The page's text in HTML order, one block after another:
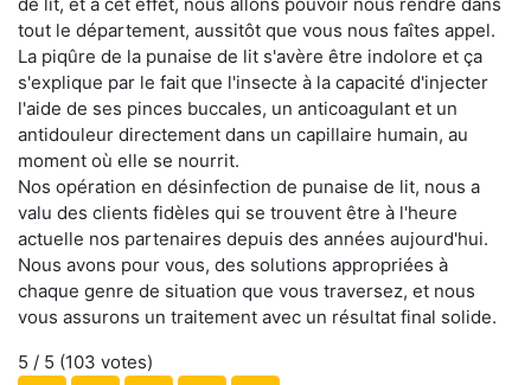
tout le département, aussitôt que vous nous faîtes appel.
La piqûre de la punaise de lit s'avère être indolore et ça
s'explique par le fait que l'insecte à la capacité d'injecter
l'aide de ses pinces buccales, un anticoagulant et un
antidouleur directement dans un capillaire humain, au
moment où elle se nourrit.
Nos opération en désinfection de punaise de lit, nous a
valu des clients fidèles qui se trouvent être à l'heure
actuelle nos partenaires depuis des années aujourd'hui.
Nous avons pour vous, des solutions appropriées à
chaque genre de situation que vous traversez, et nous
vous assurons un traitement avec un résultat final solide.
5 / 5 (103 votes)